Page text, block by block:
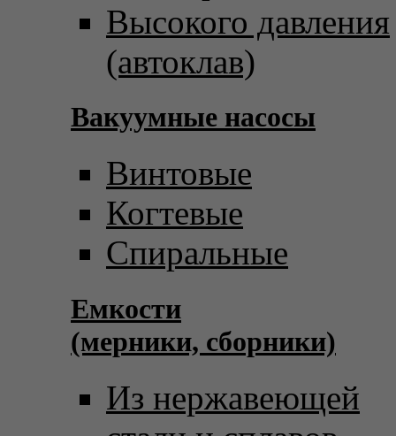
Высокого давления
(автоклав)
Вакуумные насосы
Винтовые
Когтевые
Спиральные
Емкости
(мерники, сборники)
Из нержавеющей